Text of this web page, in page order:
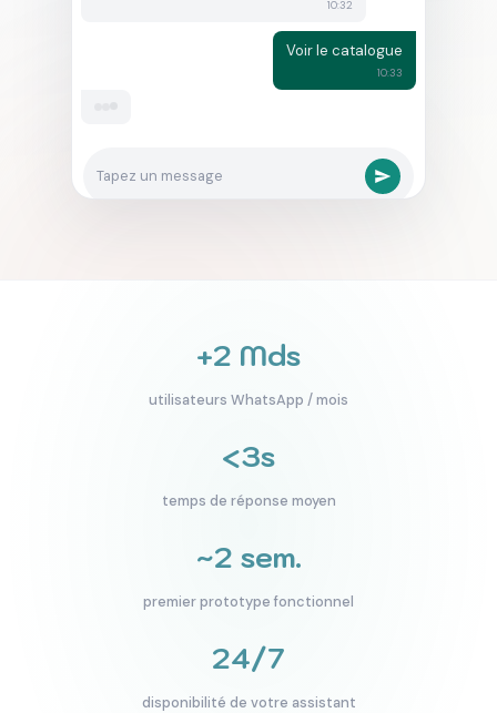
Tapez un message
+2 Mds
utilisateurs WhatsApp / mois
<3s
temps de réponse moyen
~2 sem.
premier prototype fonctionnel
24/7
disponibilité de votre assistant